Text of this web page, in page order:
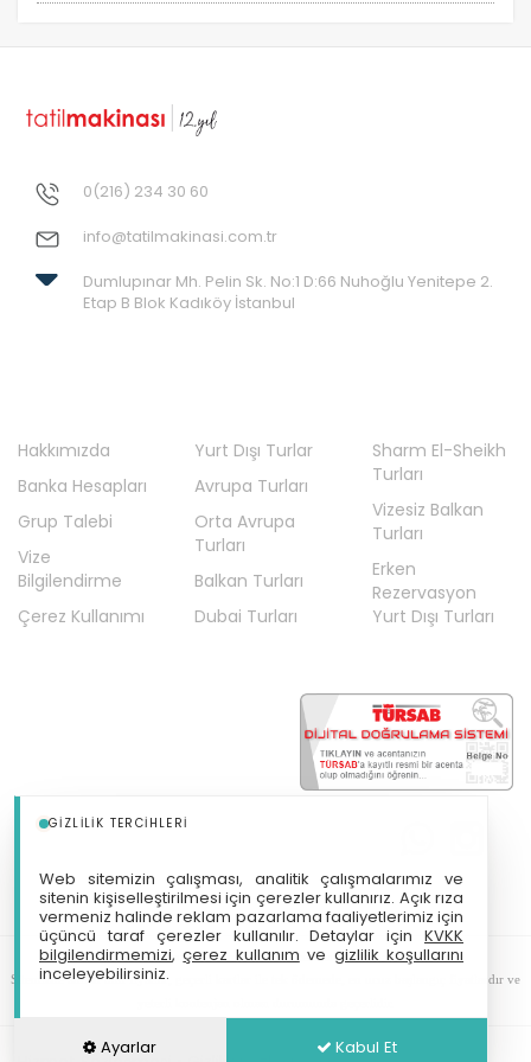
GIZLILIK TERCIHLERI
Web sitemizin çalışması, analitik çalışmalarımız ve
sitenin kişiselleştirilmesi için çerezler kullanırız. Açık rıza
vermeniz halinde reklam pazarlama faaliyetlerimiz için
üçüncü taraf çerezler kullanılır. Detaylar için KVKK
bilgilendirmemizi,çerez kullanım ve gizlilik koşullarını
inceleyebilirsiniz.
Ayarlar Kabul Et
Ekstralar Dahil
0(216) 234 30 60
info@tatilmakinasi.com.tr
Dumlupınar Mh. Pelin Sk. No:1 D:66 Nuhoğlu Yenitepe 2.
Etap B Blok Kadıköy İstanbul
Hakkımızda
Banka Hesapları
Grup Talebi
Vize
Bilgilendirme
Çerez Kullanımı
Yurt Dışı Turlar
Avrupa Turları
Orta Avrupa
Turları
Balkan Turları
Dubai Turları
Sharm El-Sheikh
Turları
Vizesiz Balkan
Turları
Erken
Rezervasyon
Yurt Dışı Turları
Tm Tatil Makinası Turizm Seyahat Acentası Türsab: A-12197
Sitemizde anılan tüm fiyatlar, geçerli kartlar ile tek ödemede, en ucuz başlangıç fiyatlardır ve